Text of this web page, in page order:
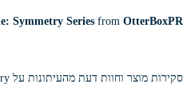
Symmetry Series from OtterBoxPR
סקירות מוצר וחוות דעת מהעיתונות על otterbox symmetry: